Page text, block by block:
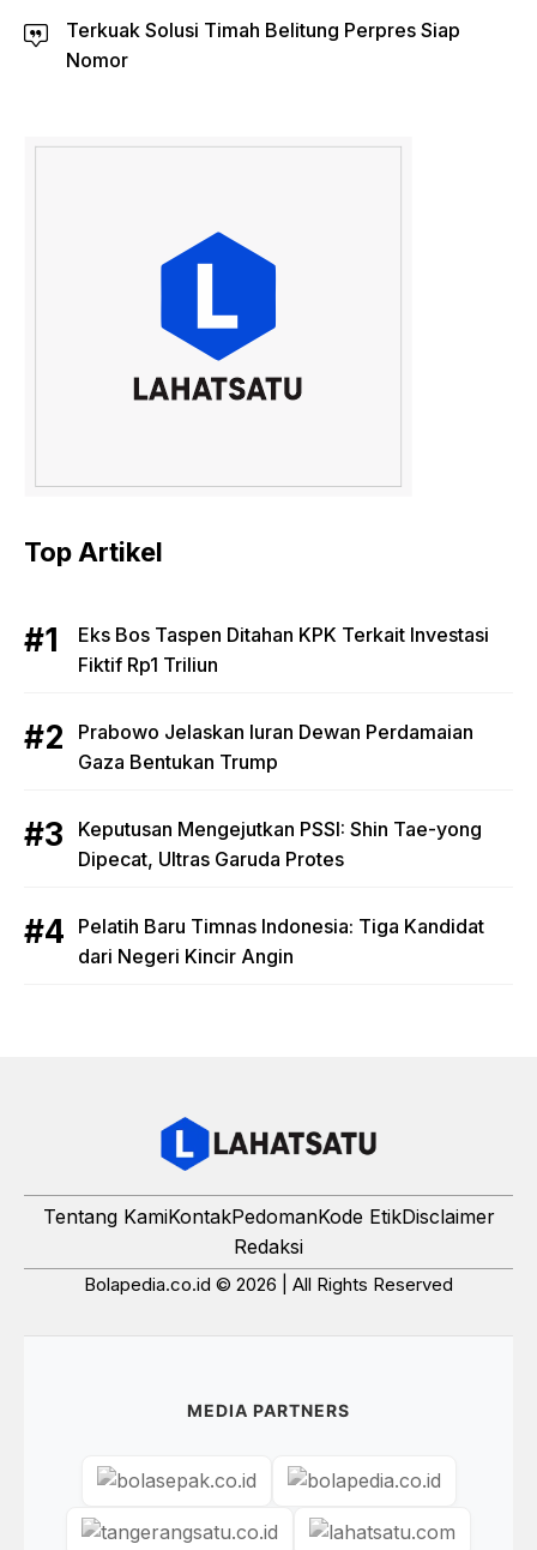
Terkuak Solusi Timah Belitung Perpres Siap
Nomor
Top Artikel
Eks Bos Taspen Ditahan KPK Terkait Investasi
Fiktif Rp1 Triliun
Prabowo Jelaskan Iuran Dewan Perdamaian
Gaza Bentukan Trump
Keputusan Mengejutkan PSSI: Shin Tae-yong
Dipecat, Ultras Garuda Protes
Pelatih Baru Timnas Indonesia: Tiga Kandidat
dari Negeri Kincir Angin
Tentang KamiKontakPedomanKode EtikDisclaimer
Redaksi
Bolapedia.co.id © 2026 | All Rights Reserved
MEDIA PARTNERS